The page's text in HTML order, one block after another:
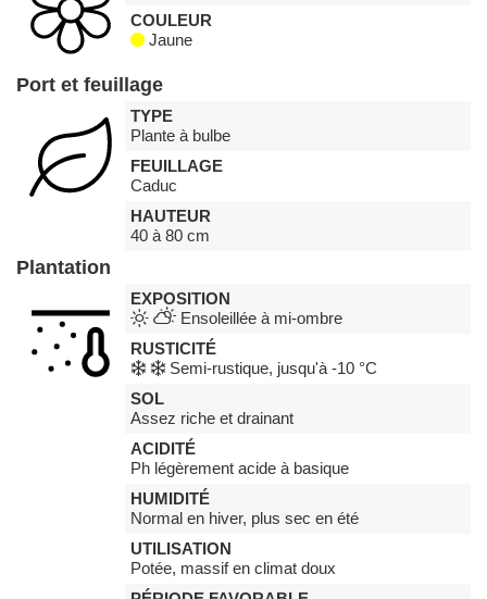
COULEUR
Jaune
Port et feuillage
TYPE
Plante à bulbe
FEUILLAGE
Caduc
HAUTEUR
40 à 80 cm
Plantation
EXPOSITION
Ensoleillée à mi-ombre
RUSTICITÉ
Semi-rustique, jusqu'à -10 °C
SOL
Assez riche et drainant
ACIDITÉ
Ph légèrement acide à basique
HUMIDITÉ
Normal en hiver, plus sec en été
UTILISATION
Potée, massif en climat doux